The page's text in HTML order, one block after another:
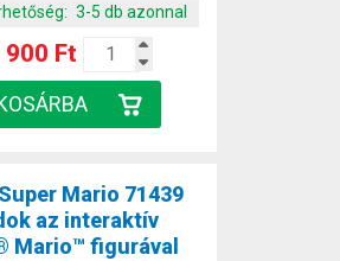
3-5 db azonnal
900 Ft
Mario 71439
az interaktív
Mario™ figurával